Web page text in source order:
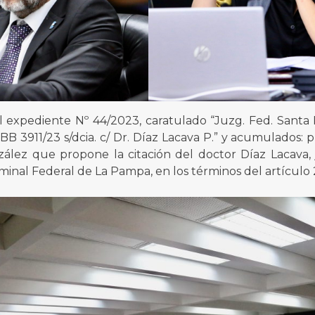
expediente Nº 44/2023, caratulado “Juzg. Fed. Santa
3911/23 s/dcia. c/ Dr. Díaz Lacava P.” y
que propone la citación del doctor Díaz
Federal de La Pampa, en los términos del artículo